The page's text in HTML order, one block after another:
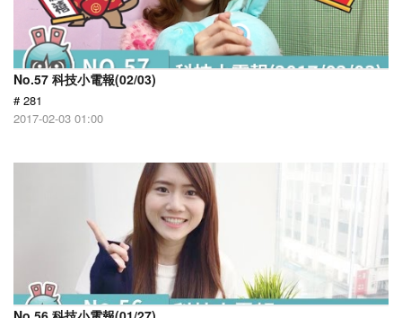
No.57 科技小電報(02/03)
# 281
2017-02-03 01:00